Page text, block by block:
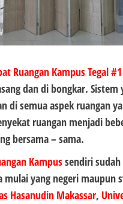
Ruangan Kampus Tegal #1
dan di bongkar.
di semua aspek ruangan
ruangan menjadi
bersama – sama.
Kampussendiri sudah
mulai yang negeri maupun
Hasanudin Makassar,